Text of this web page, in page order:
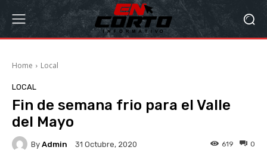
Home Local
LOCAL
Fin de semana frio para el Valle
del Mayo
By Admin 31 Octubre, 2020 0
619